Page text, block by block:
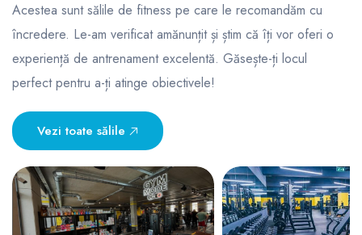
Acestea sunt sălile de fitness pe care le recomandăm cu
încredere. Le-am verificat amănunțit și știm că îți vor oferi o
experiență de antrenament excelentă. Găsește-ți locul
perfect pentru a-ți atinge obiectivele!
Vezi toate sălile